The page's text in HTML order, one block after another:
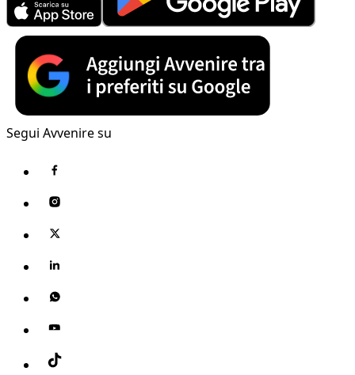
Segui Avvenire su